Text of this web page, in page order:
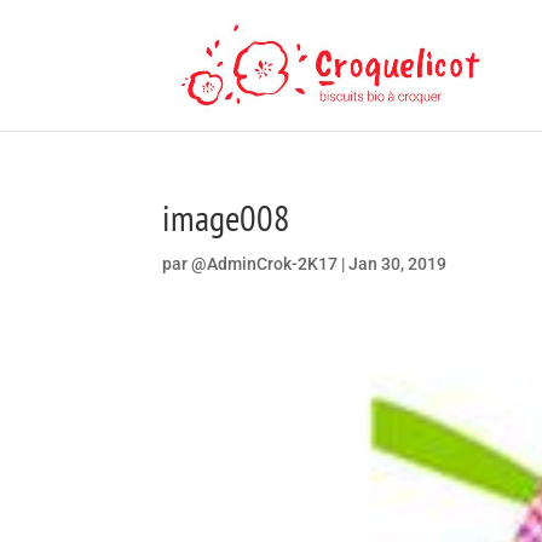
image008
par@AdminCrok-2K17 |Jan 30, 2019